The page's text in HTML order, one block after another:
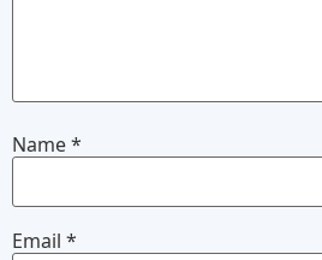
Name*
Email *